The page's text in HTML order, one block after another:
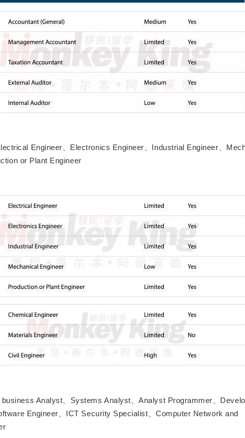
Engineer、Electronics Engineer、Industrial Engineer、
or Plant Engineer
business Analyst、Systems Analyst、Analyst Programmer、
Engineer、ICT Security Specialist、Computer Network and